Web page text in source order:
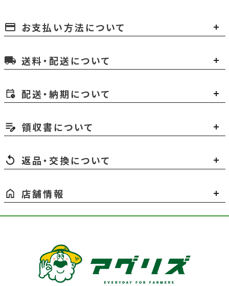
payment お支払い方法について
local_shipping 送料・配送について
配送・納期について
領収書について
返品・交換について
店舗情報